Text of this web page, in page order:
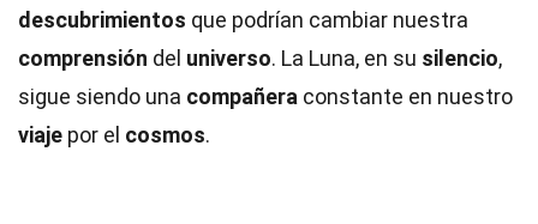
descubrimientos que podrían cambiar nuestra
comprensión del universo. La Luna, en su silencio,
sigue siendo una compañera constante en nuestro
viaje por el cosmos.